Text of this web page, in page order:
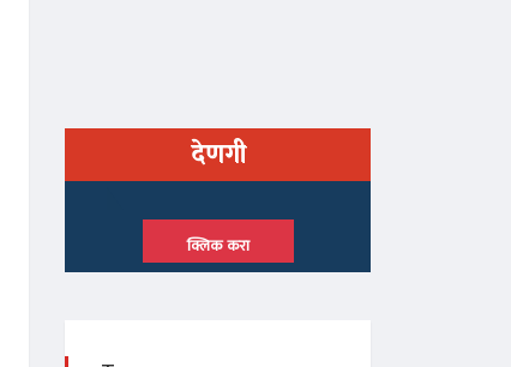
देणगी
क्लिक करा